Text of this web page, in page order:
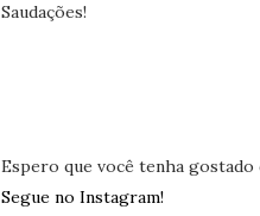
Saudações!
Espero que você tenha gostado
Segue no Instagram!